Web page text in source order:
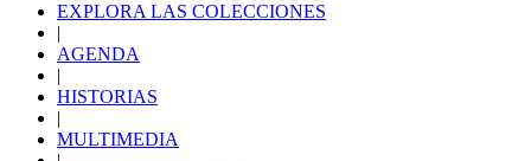
EXPLORA LAS COLECCIONES
|
AGENDA
|
HISTORIAS
|
MULTIMEDIA